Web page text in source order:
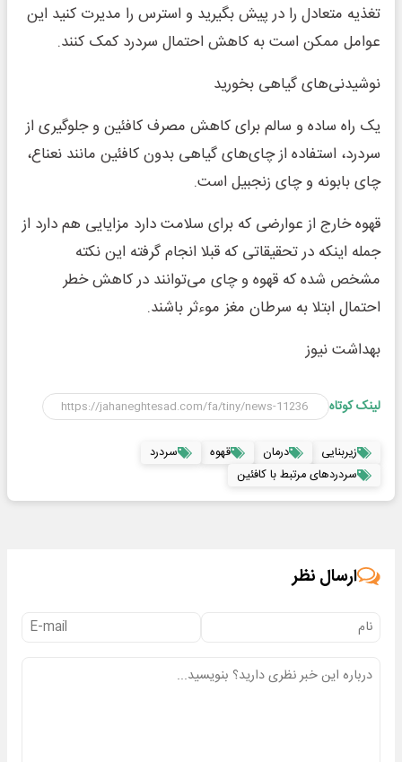
تغذیه متعادل را در پیش بگیرید و استرس را مدیرت کنید این
عوامل ممکن است به کاهش احتمال سردرد کمک کنند.
نوشیدنی‌های گیاهی بخورید
یک راه ساده و سالم برای کاهش مصرف کافئین و جلوگیری از
سردرد، استفاده از چای‌های گیاهی بدون کافئین مانند نعناع،
چای بابونه و چای زنجبیل است.
قهوه خارج از عوارضی که برای سلامت دارد مزایایی هم دارد از
جمله اینکه در تحقیقاتی که قبلا انجام گرفته این نکته
مشخص شده که قهوه و چای می‌توانند در کاهش خطر
احتمال ابتلا به سرطان مغز موءثر باشند.
بهداشت نیوز
لینک کوتاه
زیربنایی درمان قهوه
سردرد
سردردهای مرتبط با کافئین
ارسال نظر